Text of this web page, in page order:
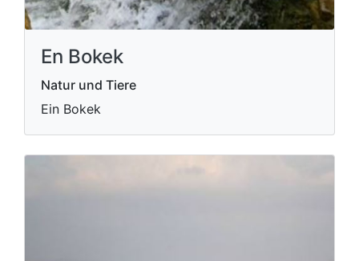
En Bokek
Natur und Tiere
Ein Bokek